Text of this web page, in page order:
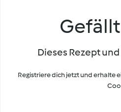
Dieses Rezept
Registriere dich jetzt und erhalte